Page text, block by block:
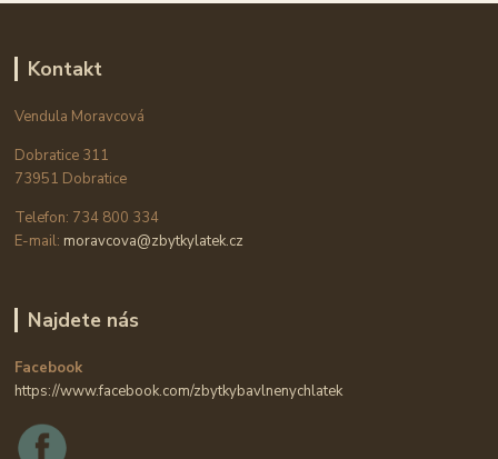
Kontakt
Vendula Moravcová
Dobratice 311
73951 Dobratice
Telefon: 734 800 334
E-mail: moravcova@zbytkylatek.cz
Najdete nás
Facebook
https://www.facebook.com/zbytkybavlnenychlatek